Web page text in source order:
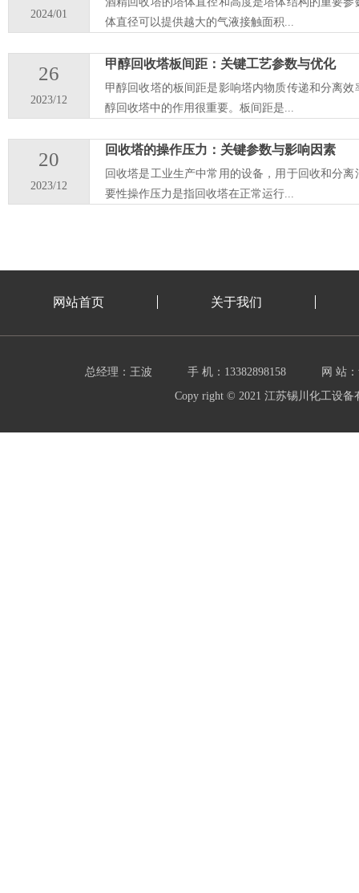
2024/01
体直径可以提供越大的气液接触面积...
26
2023/12
甲醇回收塔板间距：关键工艺参数与优化
甲醇回收塔的板间距是影响塔内物质传递和分离
醇回收塔中的作用很重要。板间距是...
20
2023/12
回收塔的操作压力：关键参数与影响因素
回收塔是工业生产中常用的设备，用于回收和分
要性操作压力是指回收塔在正常运行...
网站首页 关于我们
总经理：王波 手 机：13382898158
网 站
Copy right © 2021 江苏锡川化工设